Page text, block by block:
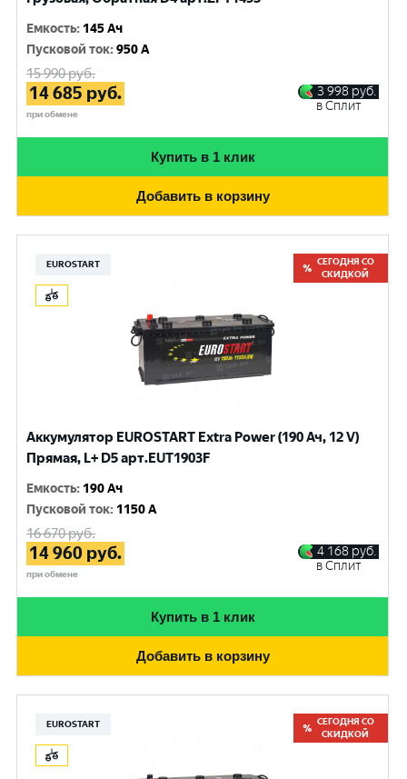
Емкость: 145 Ач
Пусковой ток:950 A
15 990руб.
14 685 руб.
при обмене
3 998 руб.
в Сплит
Купить в 1 клик
Добавить в корзину
EUROSTART
СЕГОДНЯ СО
СКИДКОЙ
Аккумулятор EUROSTART Extra Power (190 Ач, 12 V)
Прямая, L+ D5 арт.EUT1903F
Емкость: 190 Ач
Пусковой ток: 1150 A
16 670руб.
14 960 руб.
при обмене
4 168 руб.
в Сплит
Купить в 1 клик
Добавить в корзину
EUROSTART
СЕГОДНЯ СО
СКИДКОЙ